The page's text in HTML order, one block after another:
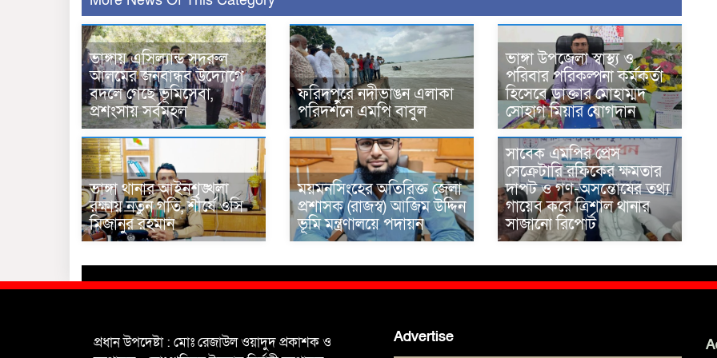
ভাঙ্গায় এসিল্যান্ড সদরুল
আলমের জনবান্ধব উদ্যোগে
বদলে গেছে ভূমিসেবা,
প্রশংসায় সর্বমহল
ফরিদপুরে নদীভাঙন এলাকা
পরিদর্শনে এমপি বাবুল
ভাঙ্গা উপজেলা স্বাস্থ্য ও
পরিবার পরিকল্পনা কর্মকর্তা
হিসেবে ডাক্তার মোহাম্মদ
সোহাগ মিয়ার যোগদান
ভাঙ্গা থানার আইনশৃঙ্খলা
রক্ষায় নতুন গতি, শীর্ষে ওসি
মিজানুর রহমান
ময়মনসিংহের অতিরিক্ত জেলা
প্রশাসক (রাজস্ব) আজিম উদ্দিন
ভূমি মন্ত্রণালয়ে পদায়ন
সাবেক এমপির প্রেস
সেক্রেটারি রফিকের ক্ষমতার
দাপট ও গণ-অসন্তোষের তথ্য
গায়েব করে ত্রিশাল থানার
সাজানো রিপোর্ট
প্রধান উপদেষ্টা : মোঃ রেজাউল ওয়াদুদ প্রকাশক ও
Advertise